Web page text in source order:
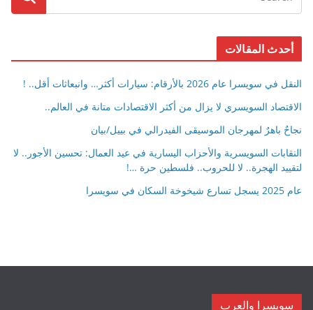
أحدث المقالات
النقل في سويسرا عام 2026 بالأرقام: سيارات أكثر… وانبعاثات أقل.. !
الاقتصاد السويسري لا يزال من أكثر الاقتصادات متانة في العالم..
نجاحٌ باهرٌ لمهرجان الموسيقى الفيدرالي في بييل/بيان
النقابات السويسرية والأحزاب اليسارية في عيد العمال: تحسين الأجور.. لا
لتقييد الهجرة.. لا للحروب.. فلسطين حرة …!
عام 2025 يسجل تسارع شيخوخة السكان في سويسرا
سويسرا والعرب